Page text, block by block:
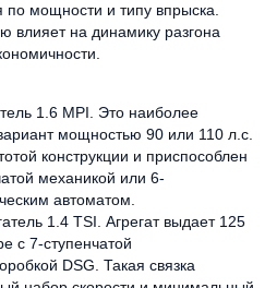
по мощности и типу впрыска.
влияет на динамику разгона
1.6 MPI. Это наиболее
мощностью 90 или 110 л.с.
конструкции и приспособлен
механикой или 6-
автоматом.
1.4 TSI. Агрегат выдает 125
с 7-ступенчатой
DSG. Такая связка